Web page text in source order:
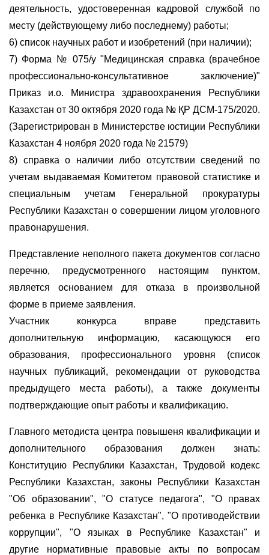
деятельность, удостоверенная кадровой службой по
месту (действующему либо последнему) работы;
6) список научных работ и изобретений (при наличии);
7) Форма № 075/у "Медицинская справка (врачебное
профессионально-консультативное заключение)"
Приказ и.о. Министра здравоохранения Республики
Казахстан от 30 октября 2020 года № ҚР ДСМ-175/2020.
(Зарегистрирован в Министерстве юстиции Республики
Казахстан 4 ноября 2020 года № 21579)
8) справка о наличии либо отсутствии сведений по
учетам выдаваемая Комитетом правовой статистике и
специальным учетам Генеральной прокуратуры
Республики Казахстан о совершении лицом уголовного
правонарушения.
Представление неполного пакета документов согласно
перечню, предусмотренного настоящим пунктом,
является основанием для отказа в произвольной
форме в приеме заявления.
Участник конкурса вправе представить
дополнительную информацию, касающуюся его
образования, профессионального уровня (список
научных публикаций, рекомендации от руководства
предыдущего места работы), а также документы
подтверждающие опыт работы и квалификацию.
Главного методиста центра повышеня квалификации и
дополнительного образования должен знать:
Конституцию Республики Казахстан, Трудовой кодекс
Республики Казахстан, законы Республики Казахстан
"Об образовании", "О статусе педагога", "О правах
ребенка в Республике Казахстан", "О противодействии
коррупции", "О языках в Республике Казахстан" и
другие нормативные правовые акты по вопросам